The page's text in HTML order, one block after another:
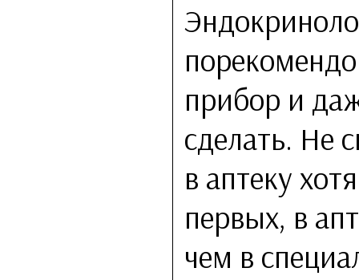
прибор и
сделать. Не
в аптеку
первых, в
чем в